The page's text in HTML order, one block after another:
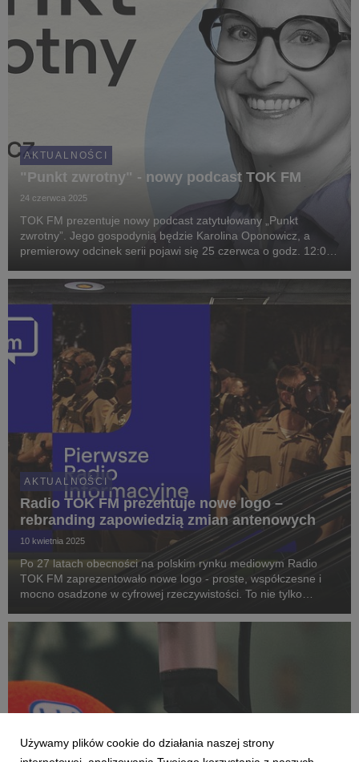
AKTUALNOŚCI
"Punkt zwrotny" - nowy podcast TOK FM
24 czerwca 2025
TOK FM prezentuje nowy podcast zatytułowany „Punkt
zwrotny”. Jego gospodynią będzie Karolina Oponowicz, a
premierowy odcinek serii pojawi się 25 czerwca o godz. 12:00
AKTUALNOŚCI
Radio TOK FM prezentuje nowe logo –
rebranding zapowiedzią zmian antenowych
10 kwietnia 2025
Po 27 latach obecności na polskim rynku mediowym Radio
TOK FM zaprezentowało nowe logo - proste, współczesne i
mocno osadzone w cyfrowej rzeczywistości. To nie tylko
mediów i oczekiwania słuchaczy. Nowa identyfik...
Używamy plików cookie do działania naszej strony